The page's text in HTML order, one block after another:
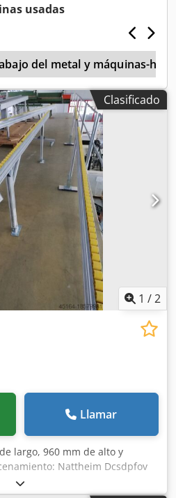
usadas
del metal y máquinas-
Clasificado
1 /2
Llamar
largo, 960 mm de alto y
Nattheim Dcsdpfov